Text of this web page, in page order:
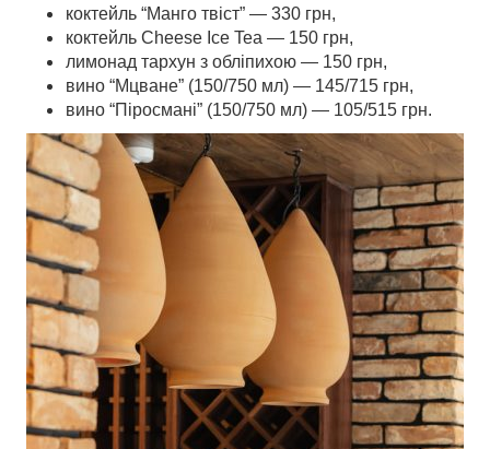
коктейль “Манго твіст” — 330 грн,
коктейль Cheese Ice Tea — 150 грн,
лимонад тархун з обліпихою — 150 грн,
вино “Мцване” (150/750 мл) — 145/715 грн,
вино “Піросмані” (150/750 мл) — 105/515 грн.